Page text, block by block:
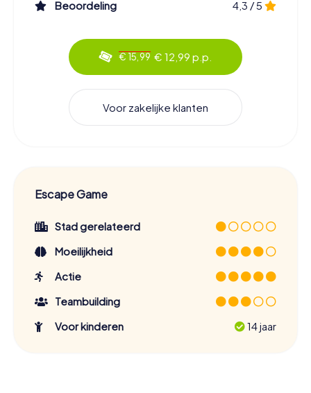
Beoordeling 4,3 / 5
€ 15,99 € 12,99 p.p.
Voor zakelijke klanten
Escape Game
Stad gerelateerd
Moeilijkheid
Actie
Teambuilding
Voor kinderen
14 jaar